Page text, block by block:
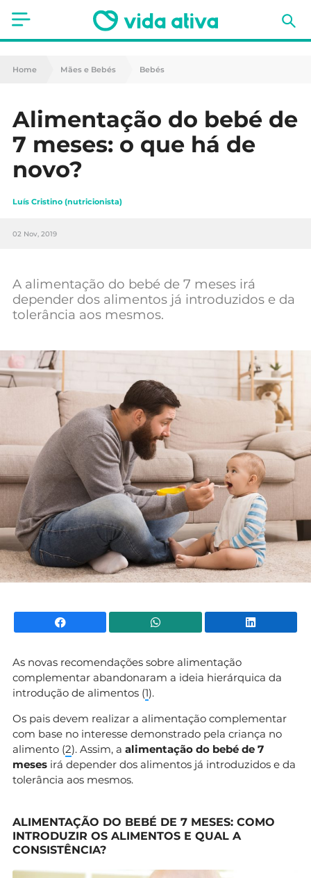
Saúde
Nutrição
Receitas
Fitness
Mães e Bebés
Home Mães e Bebés Bebés
Alimentação do bebé de
7 meses: o que há de
novo?
Luís Cristino (nutricionista)
02 Nov, 2019
A alimentação do bebé de 7 meses irá
depender dos alimentos já introduzidos e da
tolerância aos mesmos.
Facebook WhatsApp
As novas recomendações sobre alimentação
complementar abandonaram a ideia hierárquica da
introdução de alimentos (1).
Os pais devem realizar a alimentação complementar
com base no interesse demonstrado pela criança no
alimento (2). Assim, a alimentação do bebé de 7
meses irá depender dos alimentos já introduzidos e da
tolerância aos mesmos.
ALIMENTAÇÃO DO BEBÉ DE 7 MESES: COMO
INTRODUZIR OS ALIMENTOS E QUAL A
CONSISTÊNCIA?